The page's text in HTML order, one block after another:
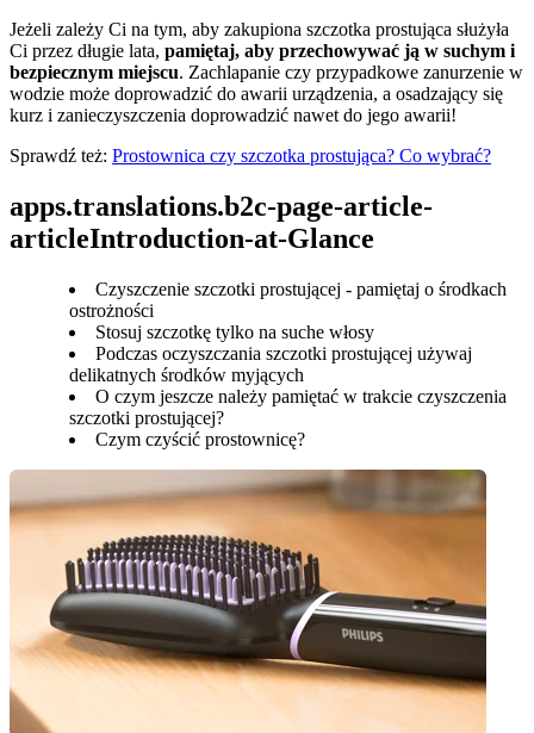
Jeżeli zależy Ci na tym, aby zakupiona szczotka prostująca służyła
Ci przez długie lata, pamiętaj, aby przechowywać ją w suchym i
bezpiecznym miejscu. Zachlapanie czy przypadkowe zanurzenie w
wodzie może doprowadzić do awarii urządzenia, a osadzający się
kurz i zanieczyszczenia doprowadzić nawet do jego awarii!
Sprawdź też: Prostownica czy szczotka prostująca? Co wybrać?
apps.translations.b2c-page-article-
articleIntroduction-at-Glance
Czyszczenie szczotki prostującej - pamiętaj o środkach
ostrożności
Stosuj szczotkę tylko na suche włosy
Podczas oczyszczania szczotki prostującej używaj
delikatnych środków myjących
O czym jeszcze należy pamiętać w trakcie czyszczenia
szczotki prostującej?
Czym czyścić prostownicę?